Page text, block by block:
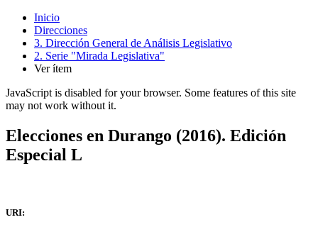
Inicio
Direcciones
3. Dirección General de Análisis Legislativo
2. Serie "Mirada Legislativa"
Ver ítem
JavaScript is disabled for your browser. Some features of this site
may not work without it.
Elecciones en Durango (2016). Edición
Especial L
URI: